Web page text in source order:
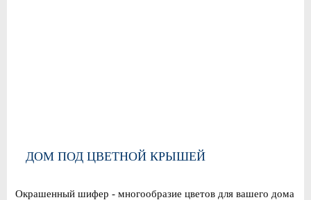
ДОМ ПОД ЦВЕТНОЙ КРЫШЕЙ
Окрашенный шифер - многообразие цветов для вашего дома